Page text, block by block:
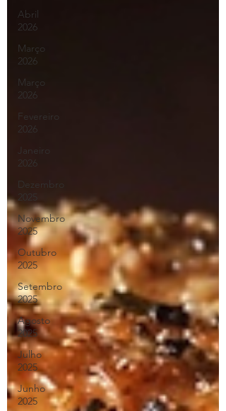
Abril
2026
Março
2026
Março
2026
Fevereiro
2026
Janeiro
2026
Dezembro
2025
Novembro
2025
Outubro
2025
Setembro
2025
Agosto
2025
Julho
2025
Junho
2025